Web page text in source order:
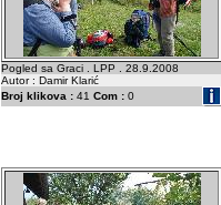
Pogled sa Graci . LPP . 28.9.2008
Autor : Damir Klarić
Broj klikova : 41 Com : 0